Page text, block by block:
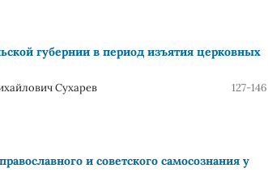
губернии в период изъятия церковных
Сухарев 127-146
и советского самосознания у